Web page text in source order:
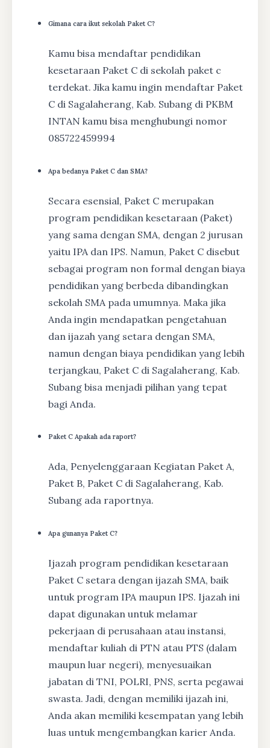
Gimana cara ikut sekolah Paket C?
Kamu bisa mendaftar pendidikan
kesetaraan Paket C di sekolah paket c
terdekat. Jika kamu ingin mendaftar Paket
C di Sagalaherang, Kab. Subang di PKBM
INTAN kamu bisa menghubungi nomor
085722459994
Apa bedanya Paket C dan SMA?
Secara esensial, Paket C merupakan
program pendidikan kesetaraan (Paket)
yang sama dengan SMA, dengan 2 jurusan
yaitu IPA dan IPS. Namun, Paket C disebut
sebagai program non formal dengan biaya
pendidikan yang berbeda dibandingkan
sekolah SMA pada umumnya. Maka jika
Anda ingin mendapatkan pengetahuan
dan ijazah yang setara dengan SMA,
namun dengan biaya pendidikan yang lebih
terjangkau, Paket C di Sagalaherang, Kab.
Subang bisa menjadi pilihan yang tepat
bagi Anda.
Paket C Apakah ada raport?
Ada, Penyelenggaraan Kegiatan Paket A,
Paket B, Paket C di Sagalaherang, Kab.
Subang ada raportnya.
Apa gunanya Paket C?
Ijazah program pendidikan kesetaraan
Paket C setara dengan ijazah SMA, baik
untuk program IPA maupun IPS. Ijazah ini
dapat digunakan untuk melamar
pekerjaan di perusahaan atau instansi,
mendaftar kuliah di PTN atau PTS (dalam
maupun luar negeri), menyesuaikan
jabatan di TNI, POLRI, PNS, serta pegawai
swasta. Jadi, dengan memiliki ijazah ini,
Anda akan memiliki kesempatan yang lebih
luas untuk mengembangkan karier Anda.